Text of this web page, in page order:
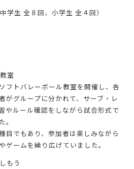
生 全８回、小学生 全４回）
室
フトバレーボール教室を開催し、各
がグループに分かれて、サーブ・レ
やルール確認をしながら試合形式で
。
目でもあり、参加者は楽しみながら
ゲームを繰り広げていました。
もう